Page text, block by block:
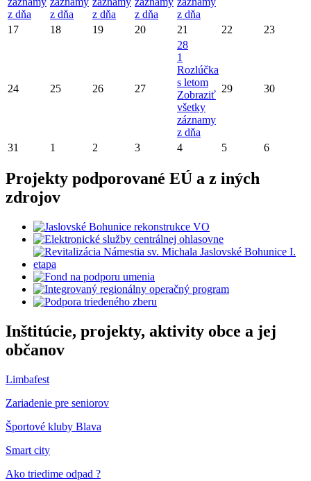
z dňa
z dňa
z dňa
z dňa
z dňa
17 18 19 20 21 22 23
24 25 26 27
28
1
Rozlúčka
s letom
Zobraziť
všetky
záznamy
z dňa
29 30
31 1 2 3 4 5 6
Projekty podporované EÚ a z iných
zdrojov
Inštitúcie, projekty, aktivity obce a jej
občanov
Limbafest
Zariadenie pre seniorov
Športové kluby Blava
Smart city
Ako triedime odpad ?